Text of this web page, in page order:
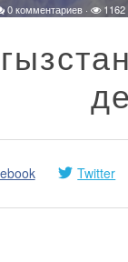
0 комментариев · 1162
Twitter